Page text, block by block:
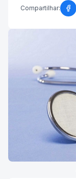
Compartilhar: